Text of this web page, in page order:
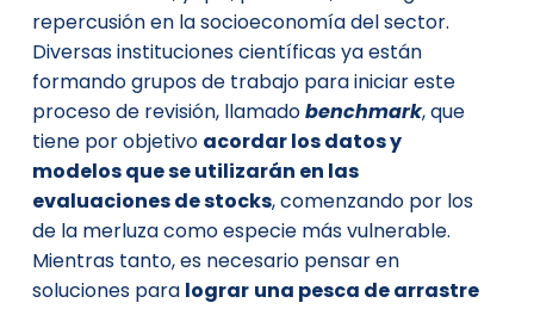
repercusión en la socioeconomía del sector.
Diversas instituciones científicas ya están
formando grupos de trabajo para iniciar este
proceso de revisión, llamadobenchmark, que
tiene por objetivo acordar los datos y
modelosque se utilizarán en las
evaluaciones de stocks, comenzando por los
de la merluza como especie más vulnerable.
Mientras tanto, es necesario pensar en
soluciones para lograr una pesca de arrastre